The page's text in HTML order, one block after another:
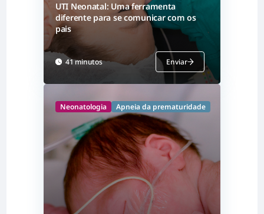
UTI Neonatal: Uma ferramenta
diferente para se comunicar com os
pais
41 minutos Enviar
Neonatologia Apneia da prematuridade